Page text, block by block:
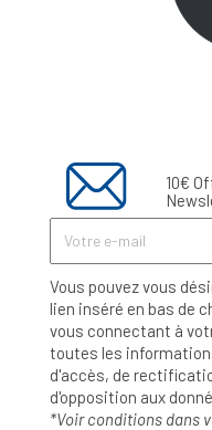
10€
Vous pouvez vous
lien inséré en bas de
vous connectant à
toutes les
d'accès, de
d'opposition aux
*Voir conditions dans